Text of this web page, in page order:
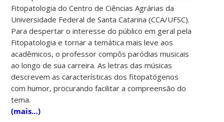
Fitopatologia do Centro de Ciências Agrárias da
Universidade Federal de Santa Catarina (CCA/UFSC).
Para despertar o interesse do público em geral pela
Fitopatologia e tornar a temática mais leve aos
acadêmicos, o professor compôs paródias musicais
ao longo de sua carreira. As letras das músicas
descrevem as características dos fitopatógenos
com humor, procurando facilitar a compreensão do
tema.
(mais…)